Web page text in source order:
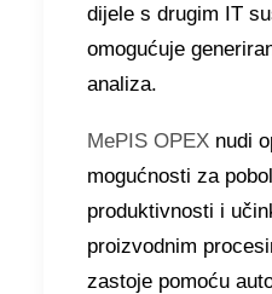
dijele s drugim IT
omogućuje
analiza.
MePIS OPEX nudi
mogućnosti za
produktivnosti i
proizvodnim
zastoje pomoću